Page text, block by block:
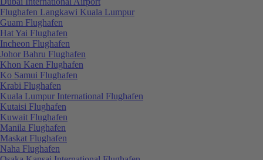
Flughafen Langkawi Kuala Lumpur
Guam Flughafen
Hat Yai Flughafen
Incheon Flughafen
Johor Bahru Flughafen
Khon Kaen Flughafen
Ko Samui Flughafen
Krabi Flughafen
Kuala Lumpur International Flughafen
Kutaisi Flughafen
Kuwait Flughafen
Manila Flughafen
Maskat Flughafen
Naha Flughafen